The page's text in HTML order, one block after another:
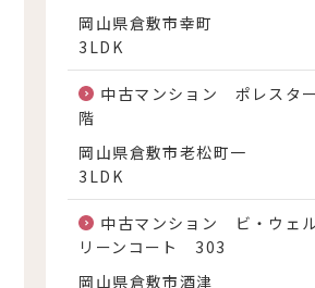
岡山県倉敷市幸町
3LDK
中古マンション ポレスタ
階
岡山県倉敷市老松町一
3LDK
中古マンション ビ・ウェ
リーンコート 303
岡山県倉敷市酒津